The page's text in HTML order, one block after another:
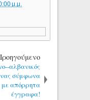
μ.μ.
αλβανικός
σύμφωνα
με απόρρητα
έγγραφα!